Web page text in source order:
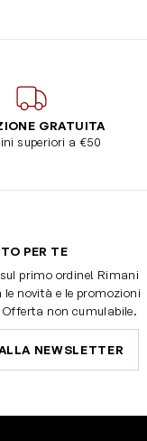
GRATUITA
superiori a €50
PER TE
primo ordine! Rimani
novità e le promozioni
non cumulabile.
NEWSLETTER